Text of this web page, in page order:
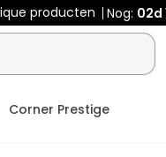
producten Nog:02d
Corner Prestige